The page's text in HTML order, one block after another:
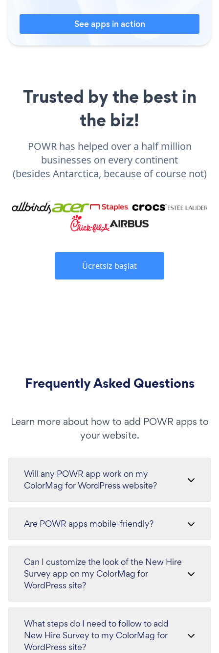
See apps in action
Trusted by the best in
the biz!
POWR has helped over a half million
businesses on every continent
(besides Antarctica, because of course not)
Ücretsiz başlat
Frequently Asked Questions
Learn more about how to add POWR apps to
your website.
Will any POWR app work on my
ColorMag for WordPress website?
Are POWR apps mobile-friendly?
Can I customize the look of the New Hire
Survey app on my ColorMag for
WordPress site?
What steps do I need to follow to add
New Hire Survey to my ColorMag for
WordPress site?